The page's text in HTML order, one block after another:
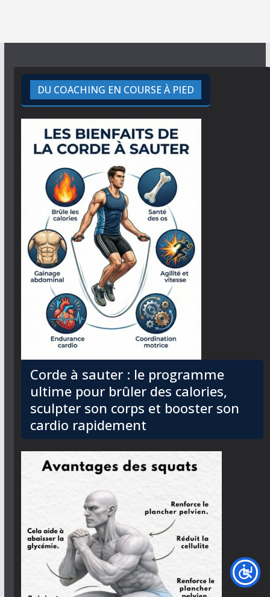
DU COACHING EN COURSE À PIED
Corde à sauter : le programme
ultime pour brûler des calories,
sculpter son corps et booster son
cardio rapidement